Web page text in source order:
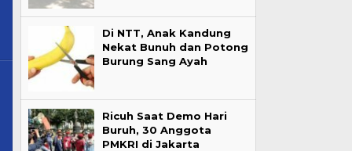
Di NTT, Anak Kandung
Nekat Bunuh dan Potong
Burung Sang Ayah
Ricuh Saat Demo Hari
Buruh, 30 Anggota
PMKRI di Jakarta